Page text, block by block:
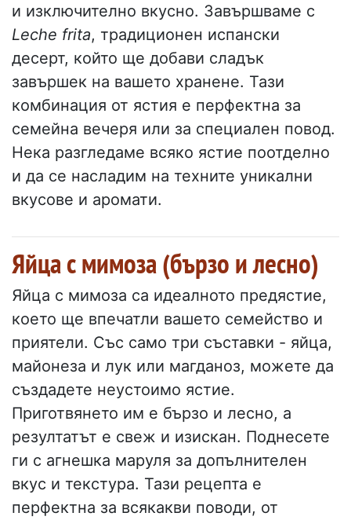
и изключително вкусно. Завършваме с
Leche frita, традиционен испански
десерт, който ще добави сладък
завършек на вашето хранене. Тази
комбинация от ястия е перфектна за
семейна вечеря или за специален повод.
Нека разгледаме всяко ястие поотделно
и да се насладим на техните уникални
вкусове и аромати.
Яйца с мимоза (бързо и лесно)
Яйца с мимоза са идеалното предястие,
което ще впечатли вашето семейство и
приятели. Със само три съставки - яйца,
майонеза и лук или магданоз, можете да
създадете неустоимо ястие.
Приготвянето им е бързо и лесно, а
резултатът е свеж и изискан. Поднесете
ги с агнешка маруля за допълнителен
вкус и текстура. Тази рецепта е
перфектна за всякакви поводи, от